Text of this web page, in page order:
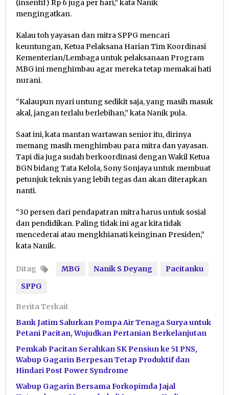
(insentif) Rp 6 juga per hari,” kata Nanik
mengingatkan.
Kalau toh yayasan dan mitra SPPG mencari
keuntungan, Ketua Pelaksana Harian Tim Koordinasi
Kementerian/Lembaga untuk pelaksanaan Program
MBG ini menghimbau agar mereka tetap memakai hati
nurani.
“Kalaupun nyari untung sedikit saja, yang masih masuk
akal, jangan terlalu berlebihan,” kata Nanik pula.
Saat ini, kata mantan wartawan senior itu, dirinya
memang masih menghimbau para mitra dan yayasan.
Tapi dia juga sudah berkoordinasi dengan Wakil Ketua
BGN bidang Tata Kelola, Sony Sonjaya untuk membuat
petunjuk teknis yang lebih tegas dan akan diterapkan
nanti.
“30 persen dari pendapatran mitra harus untuk sosial
dan pendidikan. Paling tidak ini agar kita tidak
mencederai atau mengkhianati keinginan Presiden,”
kata Nanik.
Ditag MBG Nanik S Deyang
Pacitanku
SPPG
Berita Terkait
Bank Jatim Salurkan Pompa Air Tenaga Surya untuk
Petani Pacitan, Wujudkan Pertanian Berkelanjutan
Pemkab Pacitan Serahkan SK Pensiun ke 51 PNS,
Wabup Gagarin Berpesan Tetap Produktif dan
Hindari Post Power Syndrome
Wabup Gagarin Bersama Forkopimda Jajal